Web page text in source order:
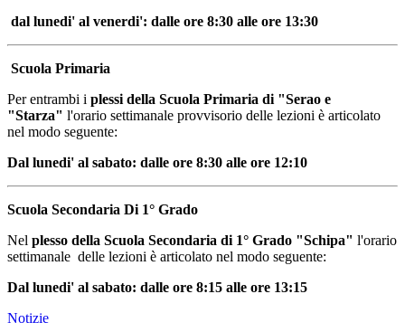
dal lunedi' al venerdi': dalle ore 8:30 alle ore 13:30
Scuola Primaria
Per entrambi i plessi della Scuola Primaria di "Serao e
"Starza" l'orario settimanale provvisorio delle lezioni è articolato
nel modo seguente:
Dal lunedi' al sabato: dalle ore 8:30 alle ore 12:10
Scuola Secondaria Di 1° Grado
Nel plesso della Scuola Secondaria di 1° Grado "Schipa" l'orario
settimanale delle lezioni è articolato nel modo seguente:
Dal lunedi' al sabato: dalle ore 8:15 alle ore 13:15
Notizie